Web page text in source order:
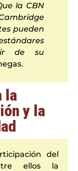
la CBN
pueden
de su
la
y la
del
ellos la